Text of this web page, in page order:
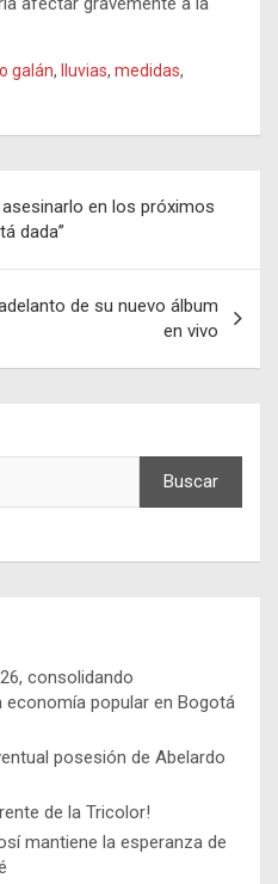
galán, lluvias, medidas,
en los próximos
dada”
de su nuevo álbum
en vivo
Buscar
consolidando
popular en Bogotá
posesión de Abelardo
de la Tricolor!
mantiene la esperanza de